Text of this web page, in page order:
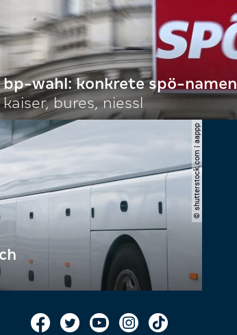
bp-wahl: konkrete spö-namen
kaiser, bures, niessl
© shutterstock.com | aappp